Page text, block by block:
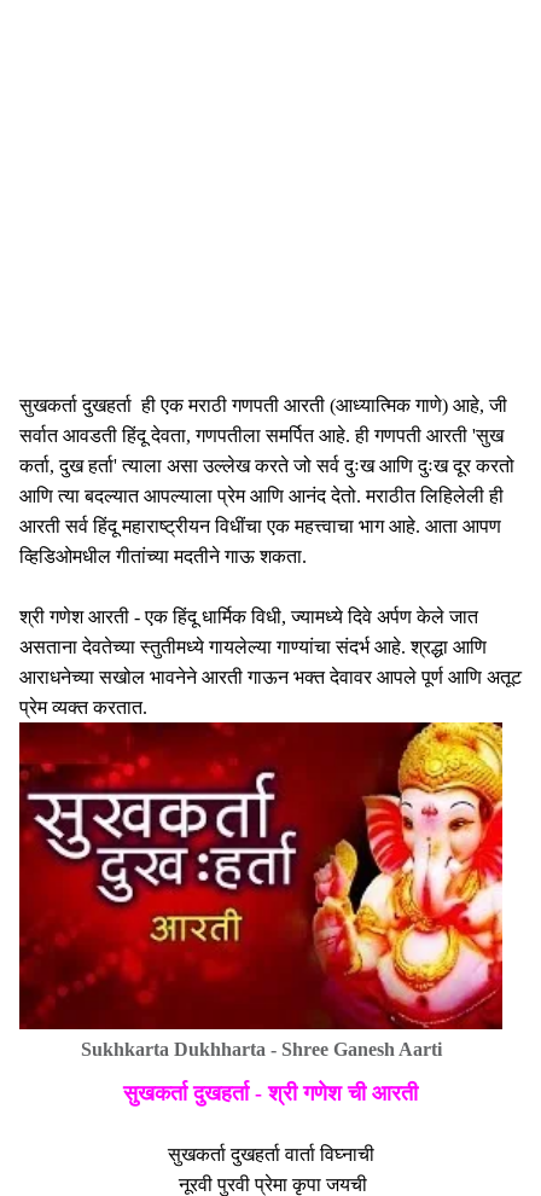
सुखकर्ता दुखहर्ता ही एक मराठी गणपती आरती (आध्यात्मिक गाणे) आहे, जी
सर्वात आवडती हिंदू देवता, गणपतीला समर्पित आहे. ही गणपती आरती 'सुख
कर्ता, दुख हर्ता' त्याला असा उल्लेख करते जो सर्व दुःख आणि दुःख दूर करतो
आणि त्या बदल्यात आपल्याला प्रेम आणि आनंद देतो. मराठीत लिहिलेली ही
आरती सर्व हिंदू महाराष्ट्रीयन विधींचा एक महत्त्वाचा भाग आहे. आता आपण
व्हिडिओमधील गीतांच्या मदतीने गाऊ शकता.
श्री गणेश आरती - एक हिंदू धार्मिक विधी, ज्यामध्ये दिवे अर्पण केले जात
असताना देवतेच्या स्तुतीमध्ये गायलेल्या गाण्यांचा संदर्भ आहे. श्रद्धा आणि
आराधनेच्या सखोल भावनेने आरती गाऊन भक्त देवावर आपले पूर्ण आणि अतूट
प्रेम व्यक्त करतात.
Sukhkarta Dukhharta - Shree Ganesh Aarti
सुखकर्ता दुखहर्ता - श्री गणेश ची आरती
सुखकर्ता दुखहर्ता वार्ता विघ्नाची
नूरवी पुरवी प्रेमा कृपा जयची